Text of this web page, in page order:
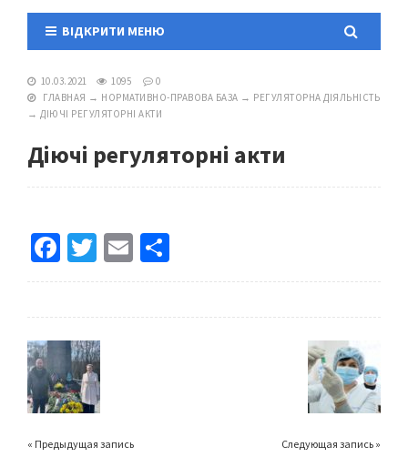
ВІДКРИТИ МЕНЮ
10.03.2021 1095
0
ГЛАВНАЯ → НОРМАТИВНО-ПРАВОВА БАЗА → РЕГУЛЯТОРНА ДІЯЛЬНІСТЬ
→ ДІЮЧІ РЕГУЛЯТОРНІ АКТИ
Діючі регуляторні акти
Fa
ce
o
o
k
T
wi
er
E
m h
« Предыдущая запись Следующая запись »